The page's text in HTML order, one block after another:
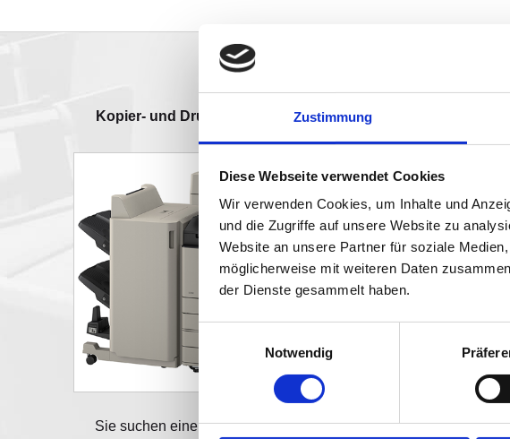
Zustimmung
Diese Webseite verwendet Cookies
Wir verwenden Cookies, um Inhalte und
und die Zugriffe auf unsere Website zu
Website an unsere Partner für soziale
möglicherweise mit weiteren Daten
der Dienste gesammelt haben.
Einwilligungsauswahl
Notwendig
Kopier- und Druckersysteme
Sie suchen einen kompetenten
Ob Toner, Tinte,